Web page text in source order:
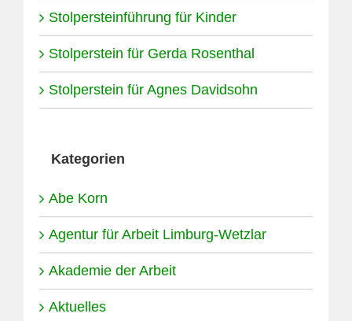
Stolpersteinführung für Kinder
Stolperstein für Gerda Rosenthal
Stolperstein für Agnes Davidsohn
Kategorien
Abe Korn
Agentur für Arbeit Limburg-Wetzlar
Akademie der Arbeit
Aktuelles